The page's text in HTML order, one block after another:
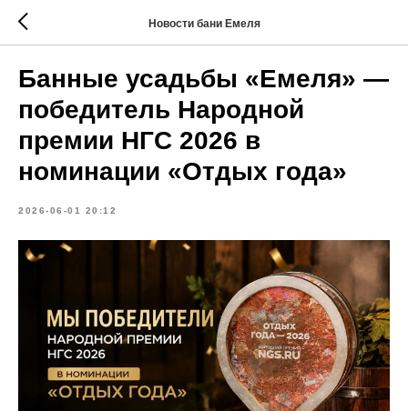
Новости бани Емеля
Банные усадьбы «Емеля» —
победитель Народной
премии НГС 2026 в
номинации «Отдых года»
2026-06-01 20:12